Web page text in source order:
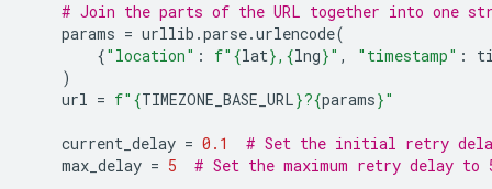
# Join the parts of the URL together into one
params = urllib .parse.urlencode(
{"location" : f" {lat}, {lng}" , "timestamp" :
)
url = f" {TIMEZONE_BASE_URL}?{params}"
current_delay = 0.1
# Set the initial retry
max_delay = 5 # Set the maximum retry delay to